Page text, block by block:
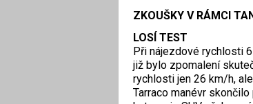
ZKOUŠKY V RÁMCI
LOSÍ TEST
Při nájezdové rychlosti
již bylo zpomalení
rychlosti jen 26 km/h,
Tarraco manévr